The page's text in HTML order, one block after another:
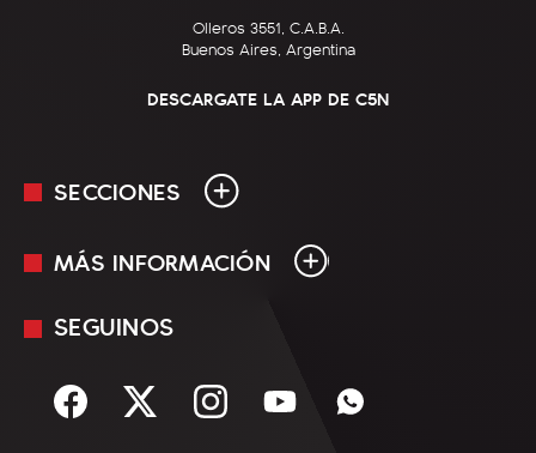
Olleros 3551, C.A.B.A.
Buenos Aires, Argentina
DESCARGATE LA APP DE C5N
SECCIONES
En Vivo
Sociedad
MÁS INFORMACIÓN
Mediakit
Términos y condiciones
SEGUINOS